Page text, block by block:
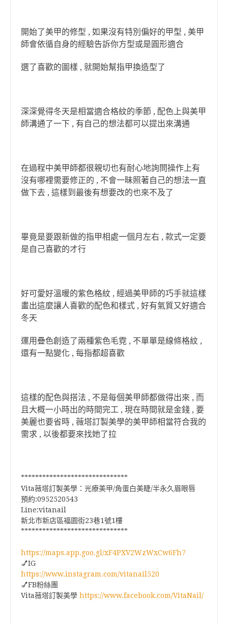
開始了美甲的修型 , 如果沒有特別偏好的甲型 , 美甲
師會依循自身的經驗告訴你方型或是圓形適合
選了喜歡的圖樣 , 就開始幫指甲換造型了
深深覺得冬天是相當適合格紋的季節 , 配色上與美甲
師溝通了一下 , 有自己的想法都可以提出來溝通
在過程中美甲師都很親切也有耐心地詢問操作上有
沒有哪裡需要修正的 , 不會一昧照著自己的想法一直
做下去 , 這樣到最後有想要改的也來不及了
畢竟是要跟新做的指甲相處一個月左右 , 款式一定要
是自己喜歡的才行
好可愛好溫暖的紫色格紋 , 經過美甲師的巧手就這樣
畫出這麼讓人喜歡的配色和樣式 , 好有氣質又好適合
冬天
運用疊色創造了兩種紫色毛霓 , 不單單是線條格紋 ,
還有一點變化 , 每指都超喜歡
這樣的配色與搭法 , 不是每個美甲師都做得出來 , 而
且大概一小時出的時間完工 , 現在時間就是金錢 , 要
美麗也要省時 , 薇塔訂製美學的美甲師相當符合我的
需求 , 以後都要來找她了拉
******************************
Vita薇塔訂製美學：光療美甲/角蛋白美睫/半永久眉眼唇
預約:0952520543
Line:vitanail
新北市新店區福園街23巷1號1樓
******************************
https://maps.app.goo.gl/xF4PXV2WzWxCw6Fh7
💅IG
https://www.instagram.com/vitanail520
💅FB粉絲團
Vita薇塔訂製美學 https://www.facebook.com/VitaNail/